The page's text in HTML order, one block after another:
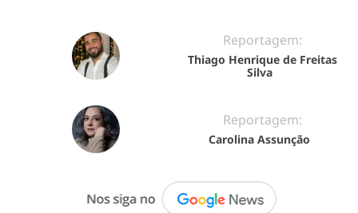
Reportagem:
Thiago Henrique de Freitas
Silva
Reportagem:
Carolina Assunção